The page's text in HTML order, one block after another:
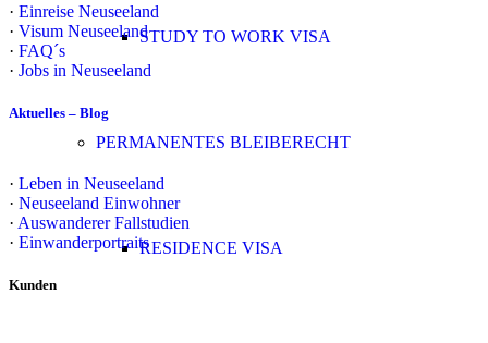
STUDY TO WORK VISA
PERMANENTES BLEIBERECHT
RESIDENCE VISA
· Einreise Neuseeland
· Visum Neuseeland
· FAQ´s
· Jobs in Neuseeland
Aktuelles – Blog
· Leben in Neuseeland
· Neuseeland Einwohner
· Auswanderer Fallstudien
· Einwanderportraits
Kunden